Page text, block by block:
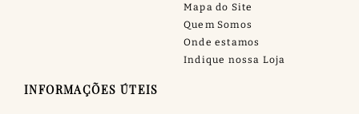
Mapa do Site
Quem Somos
Onde estamos
Indique nossa Loja
INFORMAÇÕES ÚTEIS